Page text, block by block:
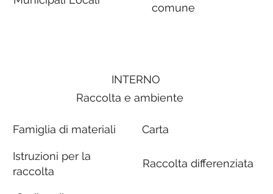
comune
INTERNO
Raccolta e ambiente
Famiglia di materiali
Istruzioni per la
raccolta
Carta
Raccolta differenziata